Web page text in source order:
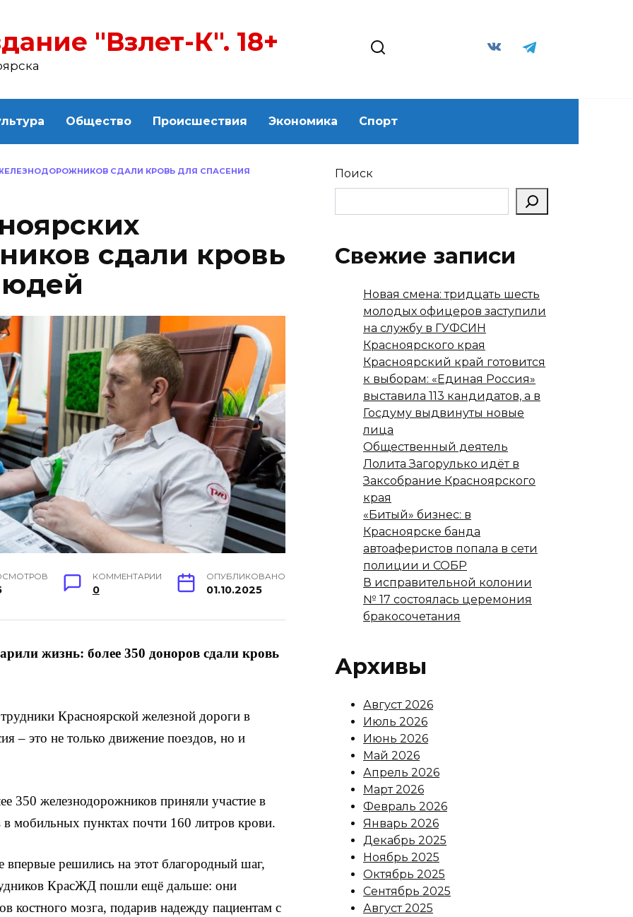
"Взлет-К". 18+
Общество Происшествия Экономика Спорт
СДАЛИ КРОВЬ ДЛЯ СПАСЕНИЯ
сдали кровь
КОММЕНТАРИИ
0
ОПУБЛИКОВАНО
01.10.2025
жизнь: более 350 доноров сдали кровь
Красноярской железной дороги в
– это не только движение поездов, но и
350 железнодорожников приняли участие в
мобильных пунктах почти 160 литров крови.
впервые решились на этот благородный шаг,
КрасЖД пошли ещё дальше: они
костного мозга, подарив надежду пациентам с
Поиск
Свежие записи
Новая смена: тридцать шесть
молодых офицеров заступили
на службу в ГУФСИН
Красноярского края
Красноярский край готовится
к выборам: «Единая Россия»
выставила 113 кандидатов, а в
Госдуму выдвинуты новые
лица
Общественный деятель
Лолита Загорулько идёт в
Заксобрание Красноярского
края
«Битый» бизнес: в
Красноярске банда
автоаферистов попала в сети
полиции и СОБР
В исправительной колонии
№ 17 состоялась церемония
бракосочетания
Архивы
Август 2026
Июль 2026
Июнь 2026
Май 2026
Апрель 2026
Март 2026
Февраль 2026
Январь 2026
Декабрь 2025
Ноябрь 2025
Октябрь 2025
Сентябрь 2025
Август 2025